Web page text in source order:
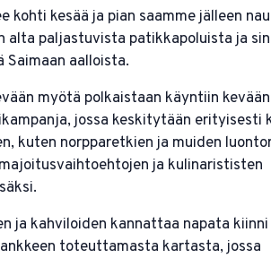
kohti kesää ja pian saamme jälleen
alta paljastuvista patikkapoluista ja
aalloista.
myötä polkaistaan käyntiin kevään
jossa keskitytään erityisesti
kuten norpparetkien ja muiden
ja kulinarististen
ja kahviloiden kannattaa napata kiinni
toteuttamasta kartasta, jossa